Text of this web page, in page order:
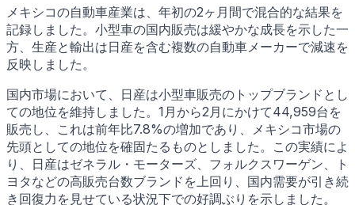
メキシコの自動車産業は、年初の2ヶ月間で混合的な結果を
記録しました。小型車の国内販売は緩やかな成長を示した一
方、生産と輸出は日産を含む複数の自動車メーカーで減速を
反映しました。
国内市場において、日産は小型車販売のトップブランドとし
ての地位を維持しました。1月から2月にかけて44,959台を
販売し、これは前年比7.8%の増加であり、メキシコ市場の
先頭としての地位を確固たるものとしました。この実績によ
り、日産はゼネラル・モーターズ、フォルクスワーゲン、ト
ヨタなどの高販売台数ブランドを上回り、国内需要が引き続
き回復力を見せている状況下での好調ぶりを示しました。